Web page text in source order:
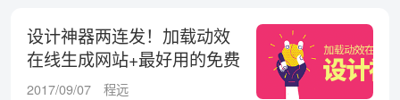
设计神器两连发！加载动效
在线生成网站+最好用的免费
图库推荐！
2017/09/07
程远